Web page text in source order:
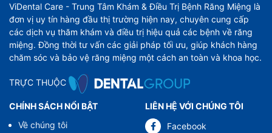
ViDental Care - Trung Tâm Khám & Điều Trị Bệnh Răng Miệng là
đơn vị uy tín hàng đầu thị trường hiện nay, chuyên cung cấp
các dịch vụ thăm khám và điều trị hiệu quả các bệnh về răng
miệng. Đồng thời tư vấn các giải pháp tối ưu, giúp khách hàng
chăm sóc và bảo vệ răng miệng một cách an toàn và khoa học.
TRỰC THUỘC
CHÍNH SÁCH NỔI BẬT
Về chúng tôi
LIÊN HỆ VỚI CHÚNG TÔI
Facebook